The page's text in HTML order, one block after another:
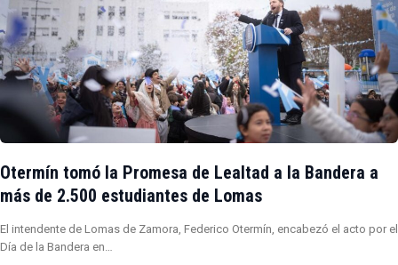
Otermín tomó la Promesa de Lealtad a la Bandera a
más de 2.500 estudiantes de Lomas
El intendente de Lomas de Zamora, Federico Otermín, encabezó el acto por el
Día de la Bandera en…